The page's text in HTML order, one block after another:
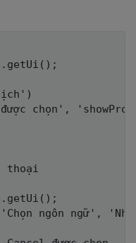
chọn',
thoại
ngôn ngữ',